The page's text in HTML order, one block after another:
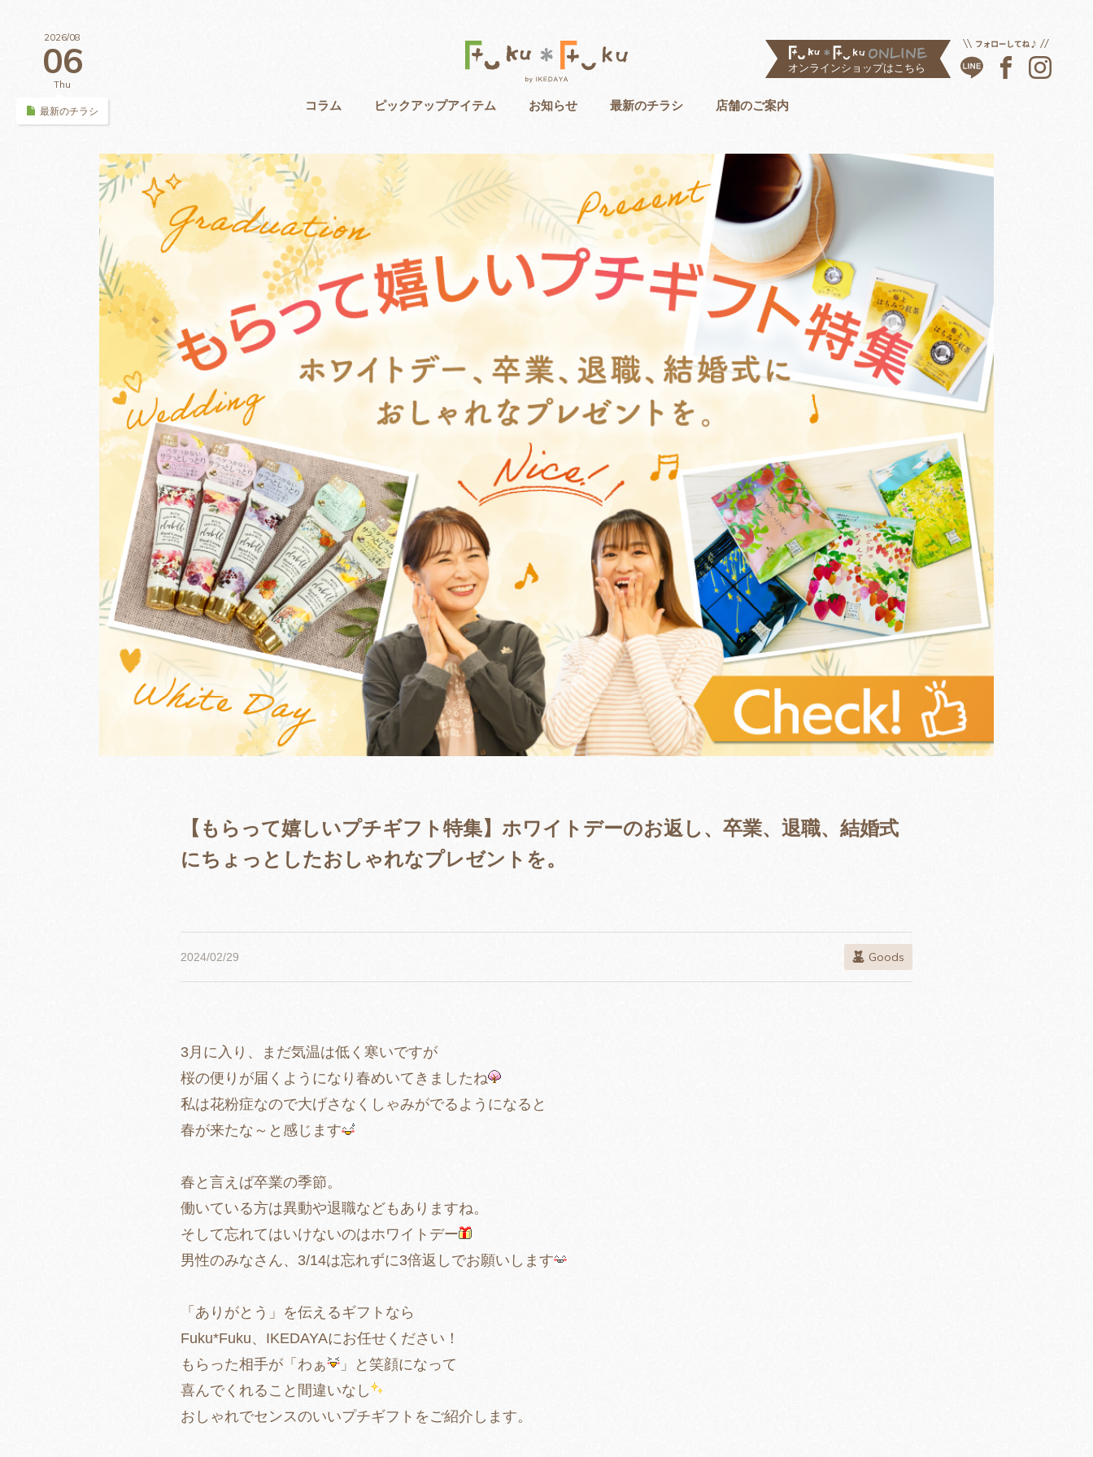
コラム ピックアップアイテム お知らせ 最新のチラシ 店舗のご案内
2026/08
06
Thu
最新のチラシ
【もらって嬉しいプチギフト特集】ホワイトデーのお返し、卒業、退職、結婚式
にちょっとしたおしゃれなプレゼントを。
Goods
2024/02/29
3月に入り、まだ気温は低く寒いですが
桜の便りが届くようになり春めいてきましたね
私は花粉症なので大げさなくしゃみがでるようになると
春が来たな～と感じます
春と言えば卒業の季節。
働いている方は異動や退職などもありますね。
そして忘れてはいけないのはホワイトデー
男性のみなさん、3/14は忘れずに3倍返しでお願いします
「ありがとう」を伝えるギフトなら
Fuku*Fuku、IKEDAYAにお任せください！
もらった相手が「わぁ
」と笑顔になって
喜んでくれること間違いなし
おしゃれでセンスのいいプチギフトをご紹介します。